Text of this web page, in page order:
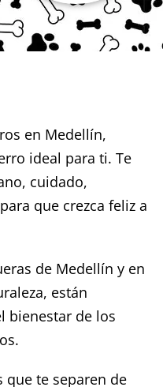
en Medellín,
ideal para ti. Te
cuidado,
que crezca feliz a
de Medellín y en
están
bienestar de los
te separen de